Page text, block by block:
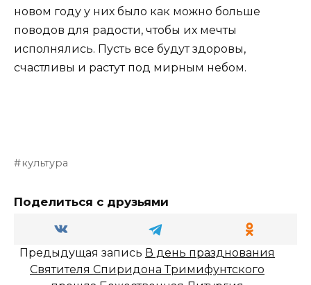
новом году у них было как можно больше
поводов для радости, чтобы их мечты
исполнялись. Пусть все будут здоровы,
счастливы и растут под мирным небом.
культура
Поделиться с друзьями
Предыдущая запись В день празднования
Святителя Спиридона Тримифунтского